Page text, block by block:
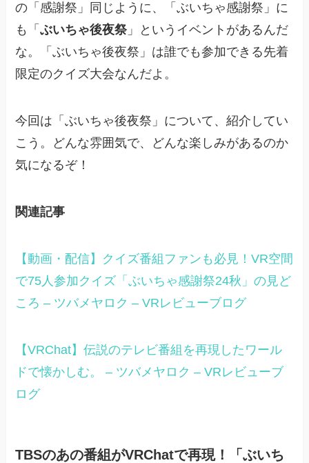
の「感謝祭」同じように、「ぶいちゃ感謝祭」に
も「ぶいちゃ後夜祭 」というイベントがあるんだ
な。「ぶいちゃ後夜祭」は誰でも参加できる先着
限定のクイズ大会なんだよ。
今回は「ぶいちゃ後夜祭」について、紹介してい
こう。どんな雰囲気で、どんな楽しみがあるのか
気になるぞ！
関連記事
【動画・配信】クイズ番組ファンも必見！VR空間
で75人参加クイズ「ぶいちゃ感謝祭24秋」の見ど
ころ – ツバメヤロク – VRレビューブログ
【VRChat】伝説のテレビ番組を再現したワール
ドで懐かしむ。 – ツバメヤロク – VRレビューブ
ログ
TBSのあの番組がVRChatで再現！「ぶいち